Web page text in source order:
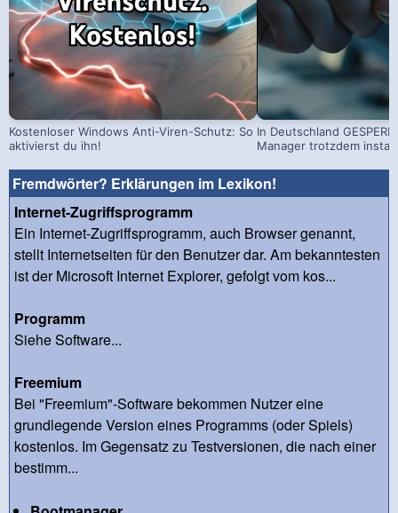
Kostenloser Windows Anti-Viren-Schutz: So
aktivierst du ihn!
In Deutschland
Manager trotzdem
Fremdwörter? Erklärungen im Lexikon!
Internet-Zugriffsprogramm
Ein Internet-Zugriffsprogramm, auch Browser genannt,
stellt Internetseiten für den Benutzer dar. Am bekanntesten
ist der Microsoft Internet Explorer, gefolgt vom kos...
Programm
Siehe Software...
Freemium
Bei "Freemium"-Software bekommen Nutzer eine
grundlegende Version eines Programms (oder Spiels)
kostenlos. Im Gegensatz zu Testversionen, die nach einer
bestimm...